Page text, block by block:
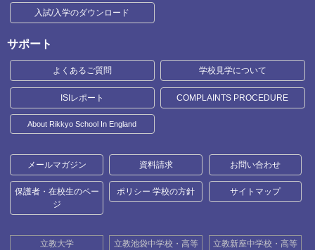
入試/入学のダウンロード
サポート
よくあるご質問 学校見学について
ISIレポート COMPLAINTS PROCEDURE
About Rikkyo School In England
メールマガジン 資料請求 お問い合わせ
保護者・在校生のペー
ジ
ポリシー 学校の方針 サイトマップ
立教大学
立教池袋中学校・高等
立教新座中学校・高等